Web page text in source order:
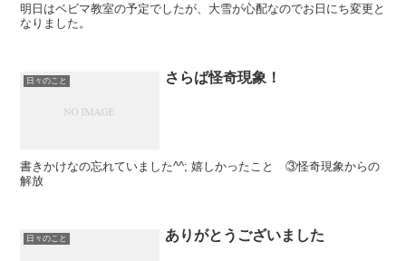
明日はベビマ教室の予定でしたが、大雪が心配なのでお日にち変更と
なりました。
日々のこと さらば怪奇現象！
書きかけなの忘れていました^^; 嬉しかったこと ③怪奇現象からの
解放
日々のこと ありがとうございました